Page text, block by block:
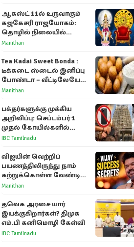
ஆகஸ்ட் 11ல் உருவாகும்
கஜகேசரி ராஜயோகம்:
தொழில் நிலையில்
அதிர்ஷ்டம் பெறும் 3
Manithan
Tea Kadai Sweet Bonda :
டீக்கடை ஸ்டைல் இனிப்பு
போண்டா – வீட்டிலேயே
செய்வது எப்படி?
Manithan
பக்தர்களுக்கு முக்கிய
அறிவிப்பு: செப்டம்பர் 1
முதல் கோயில்களில்
மொபைலுக்கு தடை!
IBC Tamilnadu
விஜயின் வெற்றிப்
பயணத்திலிருந்து நாம்
கற்றுக்கொள்ள வேண்டிய
முக்கிய 3 விடயங்கள்!
Manithan
தவெக அரசை யார்
இயக்குகிறார்கள்? திமுக
எம்.பி கனிமொழி கேள்வி
IBC Tamilnadu